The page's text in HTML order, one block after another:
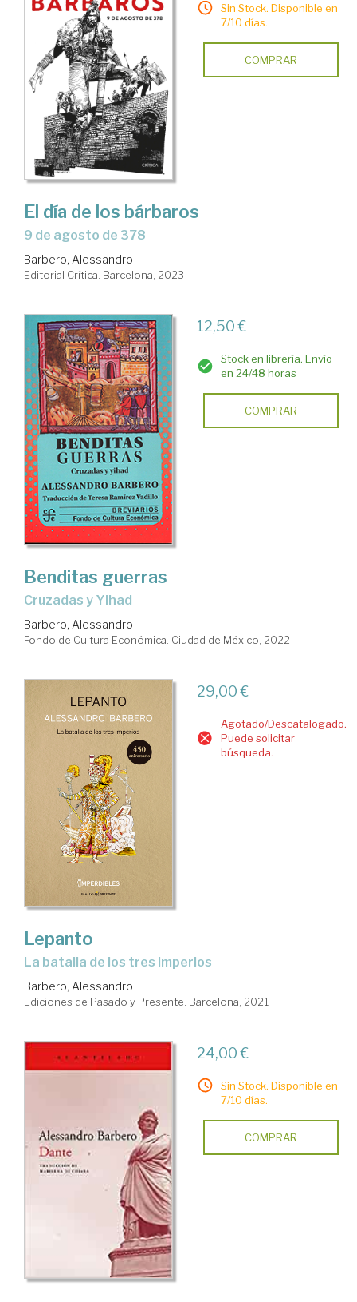
Sin Stock. Disponible en
7/10 días.
COMPRAR
El día de los bárbaros
9 de agosto de 378
Barbero, Alessandro
Editorial Crítica. Barcelona, 2023
12,50 €
Stock en librería. Envío
en 24/48 horas
COMPRAR
Benditas guerras
Cruzadas y Yihad
Barbero, Alessandro
Fondo de Cultura Económica. Ciudad de México, 2022
29,00 €
Agotado/Descatalogado.
Puede solicitar
búsqueda.
Lepanto
la batalla de los tres imperios
Barbero, Alessandro
Ediciones de Pasado y Presente. Barcelona, 2021
24,00 €
Sin Stock. Disponible en
7/10 días.
COMPRAR